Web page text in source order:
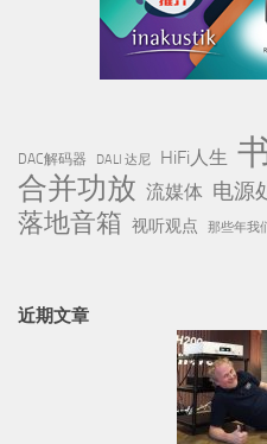
DAC解码器 DALI 达尼 HiFi人生
合并功放 流媒体 电源
落地音箱 视听观点 那些年我
近期文章